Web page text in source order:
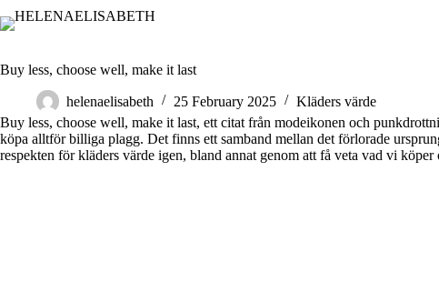
to
Buy less, choose well, make it last
helenaelisabeth 25 February 2025
Kläders värde
Buy less, choose well, make it last, ett citat från modeikonen och
köpa alltför billiga plagg. Det finns ett samband mellan det förlorade
respekten för kläders värde igen, bland annat genom att få veta vad vi